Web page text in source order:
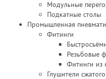
Модульные
Подкатные столы
Промышленная
Фитинги
Резьбовые
Фитинги из
Глушители